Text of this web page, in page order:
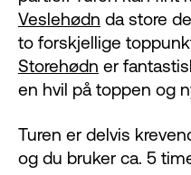
Veslehødn da store
to forskjellige
Storehødn er
en hvil på toppen og
Turen er delvis
og du bruker ca. 5